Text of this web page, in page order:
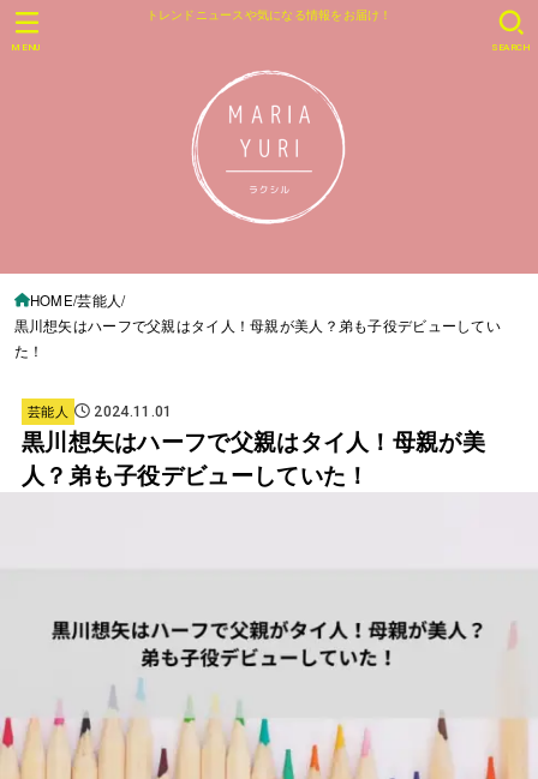
トレンドニュースや気になる情報をお届け！
SEARCH
MENU
HOME 芸能人
黒川想矢はハーフで父親はタイ人！母親が美人？弟も子役デビューしてい
た！
芸能人 2024.11.01
黒川想矢はハーフで父親はタイ人！母親が美
人？弟も子役デビューしていた！